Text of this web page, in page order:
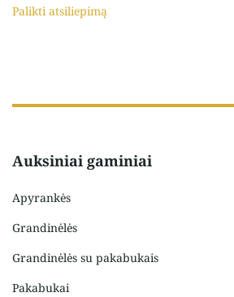
Palikti atsiliepimą
Auksiniai gaminiai
Apyrankės
Grandinėlės
Grandinėlės su pakabukais
Pakabukai